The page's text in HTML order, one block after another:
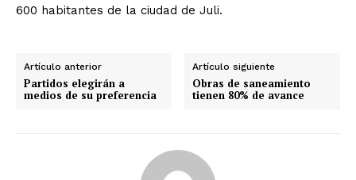
600 habitantes de la ciudad de Juli.
Artículo anterior
Partidos elegirán a
medios de su preferencia
Artículo siguiente
Obras de saneamiento
tienen 80% de avance